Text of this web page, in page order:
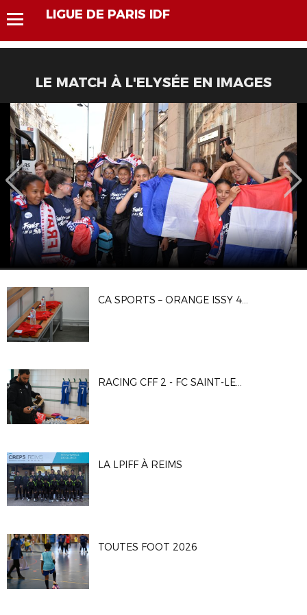
LIGUE DE PARIS IDF
LE MATCH À L'ELYSÉE EN IMAGES
CA SPORTS – ORANGE ISSY 4 1-4
RACING CFF 2 - FC SAINT-LEU 95
LA LPIFF À REIMS
TOUTES FOOT 2026